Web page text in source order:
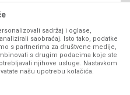
Prijavite se
sadržaj i oglase,
saobraćaj. Isto tako, podatke
s partnerima za društvene medije,
s drugim podacima koje ste
njihove usluge. Nastavkom
našu upotrebu kolačića.